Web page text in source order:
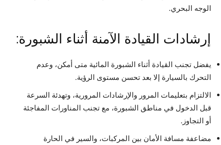
الوجه البحري.
إرشادات القيادة الآمنة أثناء الشبورة:
يفضل تجنب القيادة أثناء الشبورة المائية متى أمكن، وعدم
التحرك بالسيارة إلا بعد تحسن مستوى الرؤية.
الالتزام بتعليمات المرور والإرشادات المرورية، وتهدئة السرعة
قبل الدخول في مناطق الشبورة، مع تجنب المناورات المفاجئة
أو التجاوز.
مضاعفة مسافة الأمان بين المركبات، والسير في الحارة